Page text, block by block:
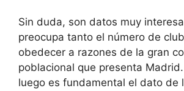
Sin duda, son datos muy
preocupa tanto el número de
obedecer a razones de la gran
poblacional que presenta
luego es fundamental el dato de